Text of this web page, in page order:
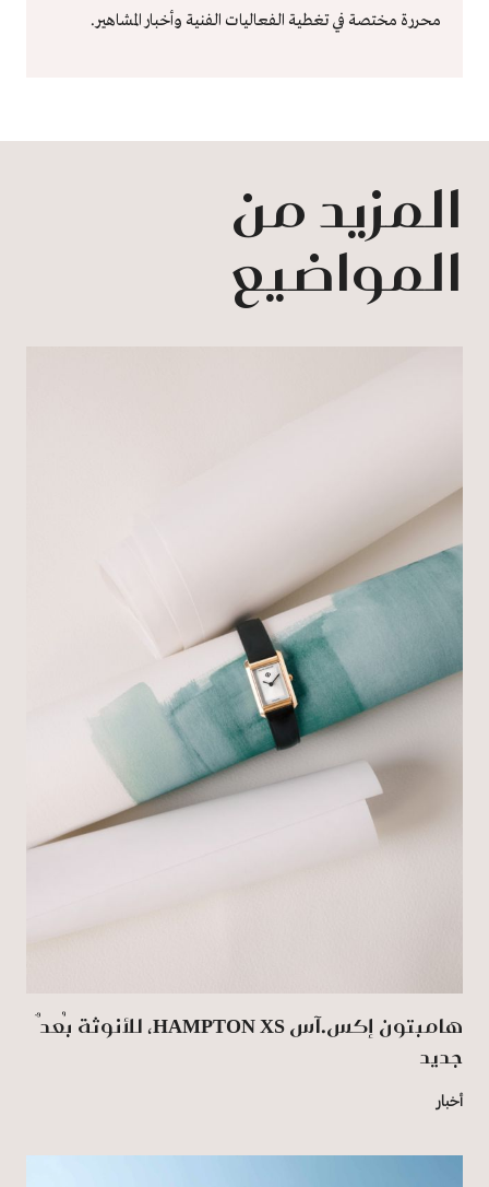
محررة مختصة في تغطية الفعاليات الفنية وأخبار المشاهير.
المزيد من
المواضيع
هامبتون إكس.آس HAMPTON XS، للأنوثة بُعدٌ
جديد
أخبار